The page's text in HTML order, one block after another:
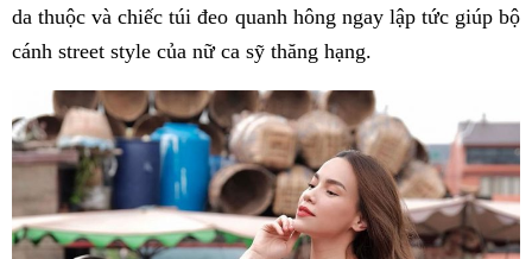
da thuộc và chiếc túi đeo quanh hông ngay lập tức giúp bộ
cánh street style của nữ ca sỹ thăng hạng.